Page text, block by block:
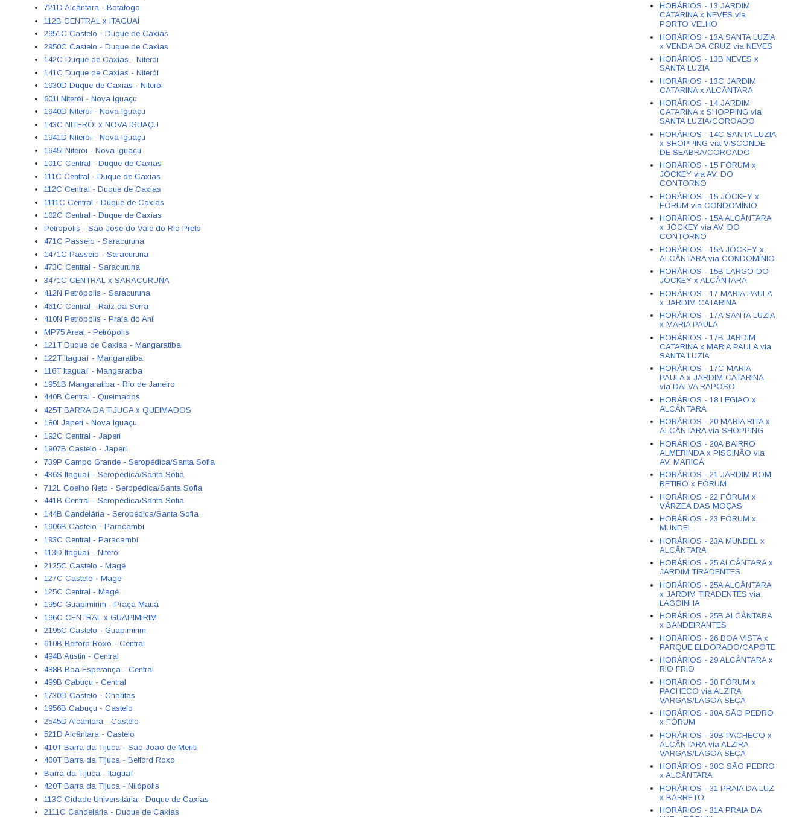
721D Alcântara - Botafogo
112B CENTRAL x ITAGUAÍ
2951C Castelo - Duque de Caxias
2950C Castelo - Duque de Caxias
142C Duque de Caxias - Niterói
141C Duque de Caxias - Niterói
1930D Duque de Caxias - Niterói
601I Niterói - Nova Iguaçu
1940D Niterói - Nova Iguaçu
143C NITERÓI x NOVA IGUAÇU
1941D Niterói - Nova Iguaçu
1945I Niterói - Nova Iguaçu
101C Central - Duque de Caxias
111C Central - Duque de Caxias
112C Central - Duque de Caxias
1111C Central - Duque de Caxias
102C Central - Duque de Caxias
Petrópolis - São José do Vale do Rio Preto
471C Passeio - Saracuruna
1471C Passeio - Saracuruna
473C Central - Saracuruna
3471C CENTRAL x SARACURUNA
412N Petrópolis - Saracuruna
461C Central - Raiz da Serra
410N Petrópolis - Praia do Anil
MP75 Areal - Petrópolis
121T Duque de Caxias - Mangaratiba
122T Itaguaí - Mangaratiba
116T Itaguaí - Mangaratiba
1951B Mangaratiba - Rio de Janeiro
440B Central - Queimados
425T BARRA DA TIJUCA x QUEIMADOS
180I Japeri - Nova Iguaçu
192C Central - Japeri
1907B Castelo - Japeri
739P Campo Grande - Seropédica/Santa Sofia
436S Itaguaí - Seropédica/Santa Sofia
712L Coelho Neto - Seropédica/Santa Sofia
441B Central - Seropédica/Santa Sofia
144B Candelária - Seropédica/Santa Sofia
1906B Castelo - Paracambi
193C Central - Paracambi
113D Itaguaí - Niterói
2125C Castelo - Magé
127C Castelo - Magé
125C Central - Magé
195C Guapimirim - Praça Mauá
196C CENTRAL x GUAPIMIRIM
2195C Castelo - Guapimirim
610B Belford Roxo - Central
494B Austin - Central
488B Boa Esperança - Central
499B Cabuçu - Central
1730D Castelo - Charitas
1956B Cabuçu - Castelo
2545D Alcântara - Castelo
521D Alcântara - Castelo
410T Barra da Tijuca - São João de Meriti
400T Barra da Tijuca - Belford Roxo
Barra da Tijuca - Itaguaí
420T Barra da Tijuca - Nilópolis
113C Cidade Universitária - Duque de Caxias
2111C Candelária - Duque de Caxias
HORÁRIOS - 13 JARDIM
CATARINA x NEVES via
PORTO VELHO
HORÁRIOS - 13A SANTA LUZIA
x VENDA DA CRUZ via NEVES
HORÁRIOS - 13B NEVES x
SANTA LUZIA
HORÁRIOS - 13C JARDIM
CATARINA x ALCÂNTARA
HORÁRIOS - 14 JARDIM
CATARINA x SHOPPING via
SANTA LUZIA/COROADO
HORÁRIOS - 14C SANTA LUZIA
x SHOPPING via VISCONDE
DE SEABRA/COROADO
HORÁRIOS - 15 FÓRUM x
JÓCKEY via AV. DO
CONTORNO
HORÁRIOS - 15 JÓCKEY x
FÓRUM via CONDOMÍNIO
HORÁRIOS - 15A ALCÂNTARA
x JÓCKEY via AV. DO
CONTORNO
HORÁRIOS - 15A JÓCKEY x
ALCÂNTARA via CONDOMÍNIO
HORÁRIOS - 15B LARGO DO
JÓCKEY x ALCÂNTARA
HORÁRIOS - 17 MARIA PAULA
x JARDIM CATARINA
HORÁRIOS - 17A SANTA LUZIA
x MARIA PAULA
HORÁRIOS - 17B JARDIM
CATARINA x MARIA PAULA via
SANTA LUZIA
HORÁRIOS - 17C MARIA
PAULA x JARDIM CATARINA
via DALVA RAPOSO
HORÁRIOS - 18 LEGIÃO x
ALCÂNTARA
HORÁRIOS - 20 MARIA RITA x
ALCÂNTARA via SHOPPING
HORÁRIOS - 20A BAIRRO
ALMERINDA x PISCINÃO via
AV. MARICÁ
HORÁRIOS - 21 JARDIM BOM
RETIRO x FÓRUM
HORÁRIOS - 22 FÓRUM x
VÁRZEA DAS MOÇAS
HORÁRIOS - 23 FÓRUM x
MUNDEL
HORÁRIOS - 23A MUNDEL x
ALCÂNTARA
HORÁRIOS - 25 ALCÂNTARA x
JARDIM TIRADENTES
HORÁRIOS - 25A ALCÂNTARA
x JARDIM TIRADENTES via
LAGOINHA
HORÁRIOS - 25B ALCÂNTARA
x BANDEIRANTES
HORÁRIOS - 26 BOA VISTA x
PARQUE ELDORADO/CAPOTE
HORÁRIOS - 29 ALCÂNTARA x
RIO FRIO
HORÁRIOS - 30 FÓRUM x
PACHECO via ALZIRA
VARGAS/LAGOA SECA
HORÁRIOS - 30A SÃO PEDRO
x FÓRUM
HORÁRIOS - 30B PACHECO x
ALCÂNTARA via ALZIRA
VARGAS/LAGOA SECA
HORÁRIOS - 30C SÃO PEDRO
x ALCÂNTARA
HORÁRIOS - 31 PRAIA DA LUZ
x BARRETO
HORÁRIOS - 31A PRAIA DA